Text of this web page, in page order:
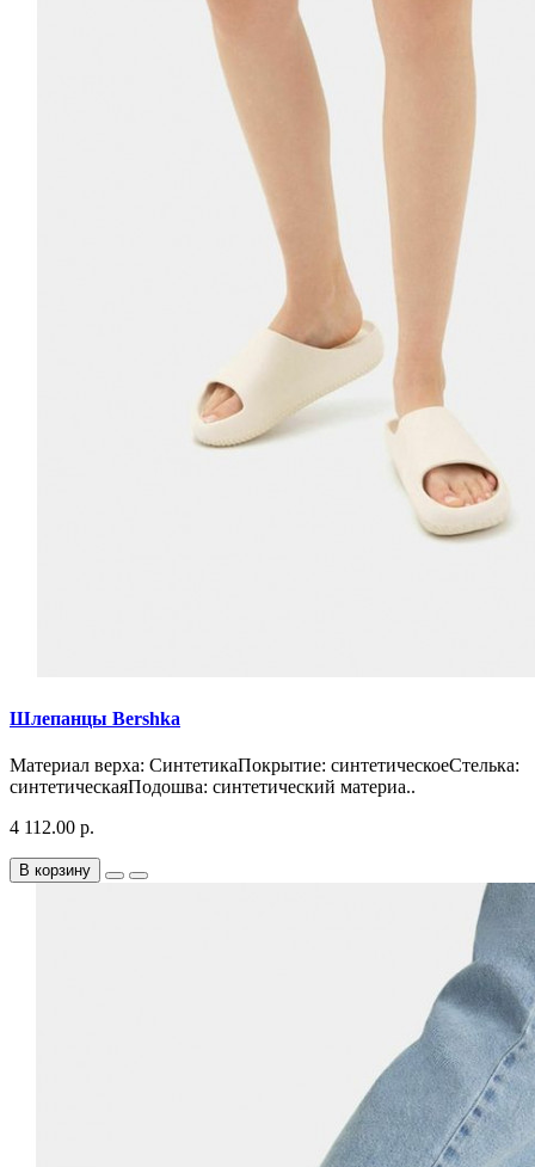
Шлепанцы Bershka
Материал верха: СинтетикаПокрытие: синтетическоеСтелька:
синтетическаяПодошва: синтетический материа..
4 112.00 р.
В корзину